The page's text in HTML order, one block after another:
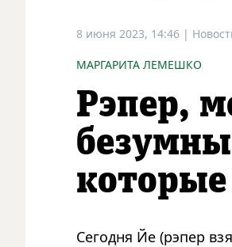
8 июня 2023, 14:46 |
МАРГАРИТА ЛЕМЕШКО
Рэпер,
Сегодня Йе (рэпер